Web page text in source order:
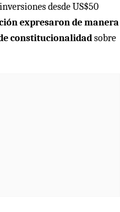
desde US$50
expresaron de manera
constitucionalidadsobre